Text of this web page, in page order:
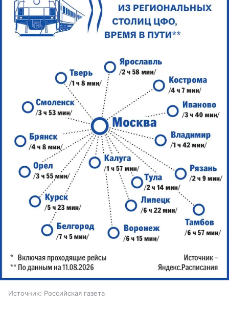
Источник: Российская газета